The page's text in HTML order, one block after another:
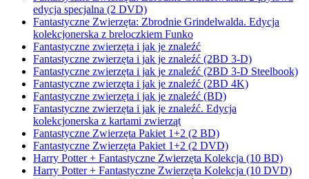
edycja specjalna (2 DVD)
Fantastyczne Zwierzęta: Zbrodnie Grindelwalda. Edycja
kolekcjonerska z breloczkiem Funko
Fantastyczne zwierzęta i jak je znaleźć
Fantastyczne zwierzęta i jak je znaleźć (2BD 3-D)
Fantastyczne zwierzęta i jak je znaleźć (2BD 3-D Steelbook)
Fantastyczne zwierzęta i jak je znaleźć (2BD 4K)
Fantastyczne zwierzęta i jak je znaleźć (BD)
Fantastyczne zwierzęta i jak je znaleźć. Edycja
kolekcjonerska z kartami zwierząt
Fantastyczne Zwierzęta Pakiet 1+2 (2 BD)
Fantastyczne Zwierzęta Pakiet 1+2 (2 DVD)
Harry Potter + Fantastyczne Zwierzęta Kolekcja (10 BD)
Harry Potter + Fantastyczne Zwierzęta Kolekcja (10 DVD)